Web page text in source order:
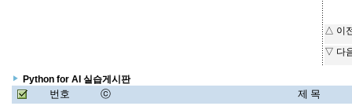
△ 이
▽ 다
Python for AI 실습게시판
번호 ⓒ 제 목